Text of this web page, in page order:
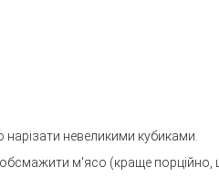
невеликими кубиками.
обсмажити м'ясо (краще